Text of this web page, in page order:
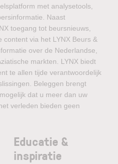
met analysetools,
Naast
toegang tot beursnieuws,
via het LYNX Beurs &
over de Nederlandse,
markten. LYNX biedt
te allen tijde verantwoordelijk
Beleggen brengt
dat u meer dan uw
verleden bieden geen
Educatie &
inspiratie